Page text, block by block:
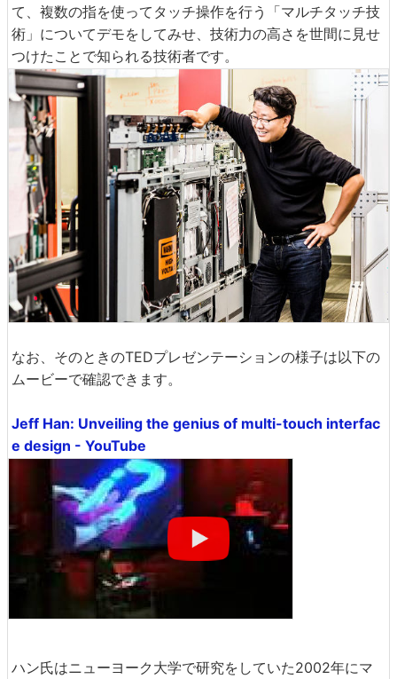
て、複数の指を使ってタッチ操作を行う「マルチタッチ技
術」についてデモをしてみせ、技術力の高さを世間に見せ
つけたことで知られる技術者です。
なお、そのときのTEDプレゼンテーションの様子は以下の
ムービーで確認できます。
Jeff Han: Unveiling the genius of multi-touch interfac
e design - YouTube
ハン氏はニューヨーク大学で研究をしていた2002年にマ